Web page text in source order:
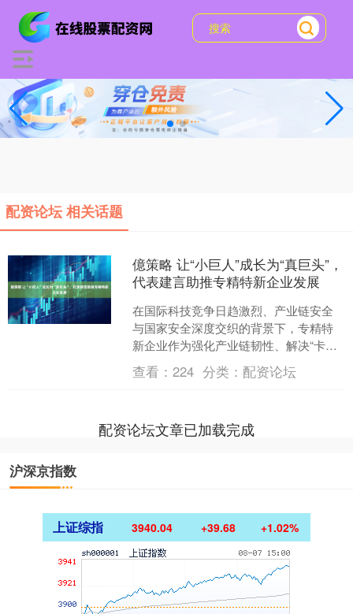
配资论坛 相关话题
億策略 让“小巨人”成长为“真巨头”，
代表建言助推专精特新企业发展
在国际科技竞争日趋激烈、产业链安全
与国家安全深度交织的背景下，专精特
新企业作为强化产业链韧性、解决“卡脖
子”难题的中坚力量，其培育与发展成为
北京建设国际科技创新....
查看：224 分类： 配资论坛
配资论坛文章已加载完成
沪深京指数
上证综指 3940.04 +39.68 +1.02%